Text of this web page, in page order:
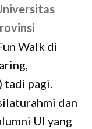
Walk di
tadi pagi.
dan
UI yang